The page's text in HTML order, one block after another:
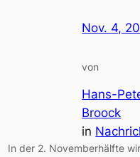
Nov. 4,
von
Hans-
Broock
in
In der 2. Novemberhälfte